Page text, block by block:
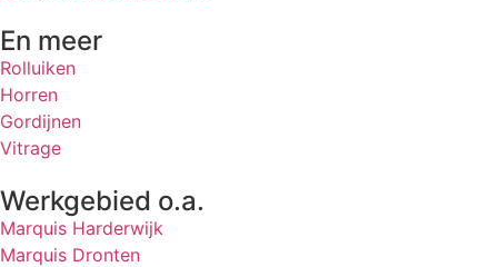
En meer
Rolluiken
Horren
Gordijnen
Vitrage
Werkgebied o.a.
Marquis Harderwijk
Marquis Dronten